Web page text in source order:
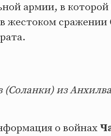
армии, в
жестоком
(Соланки) из
о войнах